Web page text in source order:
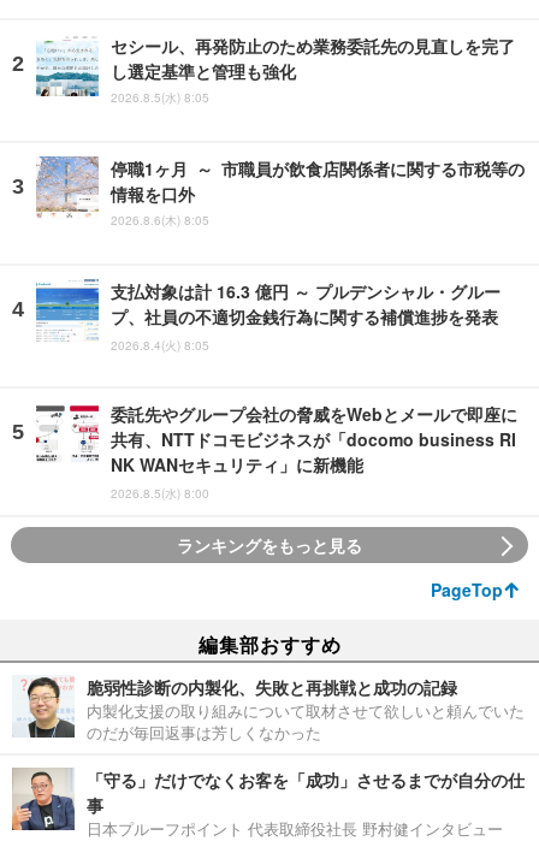
セシール、再発防止のため業務委託先の見直しを完了
し選定基準と管理も強化
2026.8.5(水) 8:05
停職1ヶ月 ～ 市職員が飲食店関係者に関する市税等の
情報を口外
2026.8.6(木) 8:05
支払対象は計 16.3 億円 ～ プルデンシャル・グルー
プ、社員の不適切金銭行為に関する補償進捗を発表
2026.8.4(火) 8:05
委託先やグループ会社の脅威をWebとメールで即座に
共有、NTTドコモビジネスが「docomo business RI
NK WANセキュリティ」に新機能
2026.8.5(水) 8:00
ランキングをもっと見る
PageTop
編集部おすすめ
脆弱性診断の内製化、失敗と再挑戦と成功の記録
内製化支援の取り組みについて取材させて欲しいと頼んでいた
のだが毎回返事は芳しくなかった
「守る」だけでなくお客を「成功」させるまでが自分の仕
事
日本プルーフポイント 代表取締役社長 野村健インタビュー